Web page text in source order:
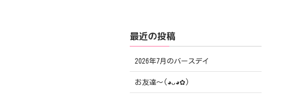
最近の投稿
2026年7月のバースデイ
お友達〜(⁠◕⁠ᴗ⁠◕⁠✿⁠)